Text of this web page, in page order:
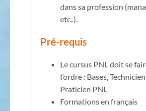
dans sa profession
etc..).
Pré-requis
Le cursus PNL doit se
l’ordre : Bases,
Praticien PNL
Formations en français